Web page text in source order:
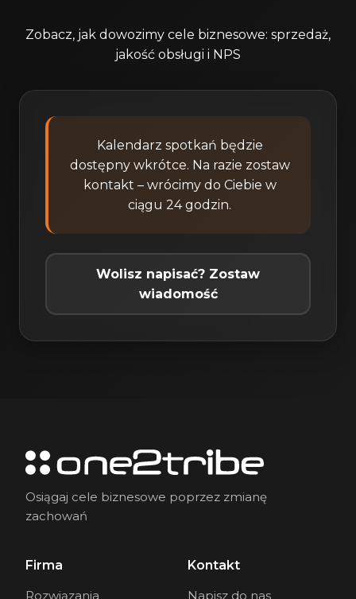
Zobacz, jak dowozimy cele biznesowe: sprzedaż,
jakość obsługi i NPS
Kalendarz spotkań będzie
dostępny wkrótce. Na razie zostaw
kontakt – wrócimy do Ciebie w
ciągu 24 godzin.
Wolisz napisać? Zostaw
wiadomość
Osiągaj cele biznesowe poprzez zmianę
zachowań
Firma
Rozwiązania
Kontakt
Napisz do nas